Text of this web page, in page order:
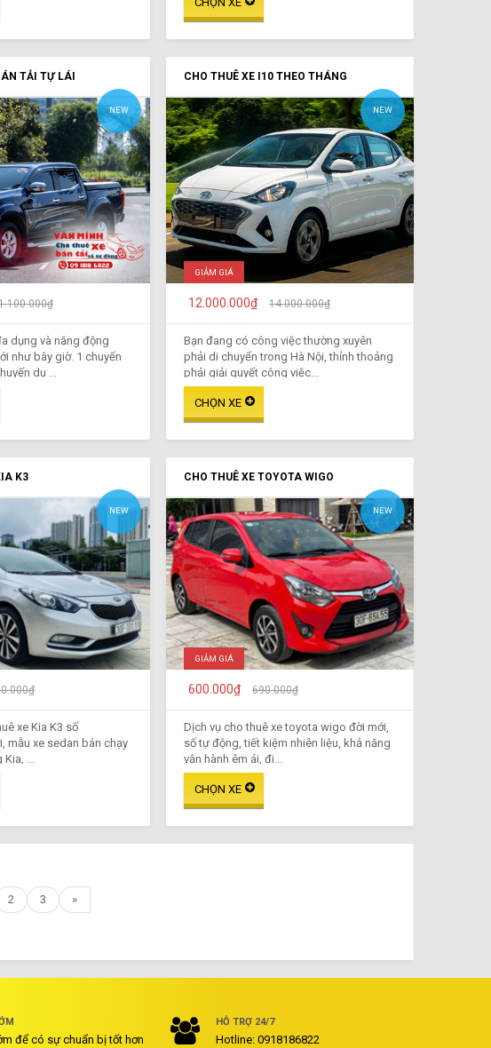
TẢI TỰ LÁI
NEW
dụng và năng động
như bây giờ. 1 chuyến
du ...
CHO THUÊ XE I10 THEO THÁNG
NEW
GIẢM GIÁ
12.000.000₫ 14.000.000₫
Bạn đang có công việc thường xuyên
phải di chuyển trong Hà Nội, thỉnh thoảng
phải giải quyết công việc...
K3
NEW
xe Kia K3 số
mẫu xe sedan bán chạy
...
CHO THUÊ XE TOYOTA WIGO
NEW
GIẢM GIÁ
600.000₫ 690.000₫
Dịch vụ cho thuê xe toyota wigo đời mới,
số tự động, tiết kiệm nhiên liệu, khả năng
vận hành êm ái, đi...
2 3 »
để có sự chuẩn bị tốt hơn
HỖ TRỢ 24/7
Hotline: 0918186822